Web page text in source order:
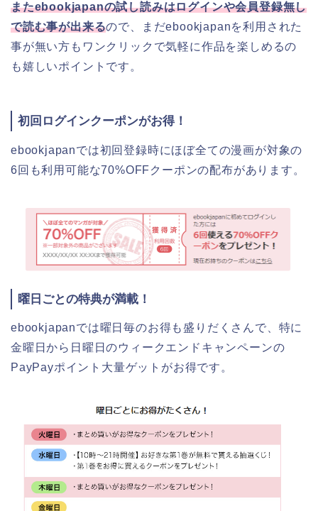
またebookjapanの試し読みはログインや会員登録無し
で読む事が出来るので、まだebookjapanを利用された
事が無い方もワンクリックで気軽に作品を楽しめるの
も嬉しいポイントです。
初回ログインクーポンがお得！
ebookjapanでは初回登録時にほぼ全ての漫画が対象の
6回も利用可能な70%OFFクーポンの配布があります。
曜日ごとの特典が満載！
ebookjapanでは曜日毎のお得も盛りだくさんで、特に
金曜日から日曜日のウィークエンドキャンペーンの
PayPayポイント大量ゲットがお得です。